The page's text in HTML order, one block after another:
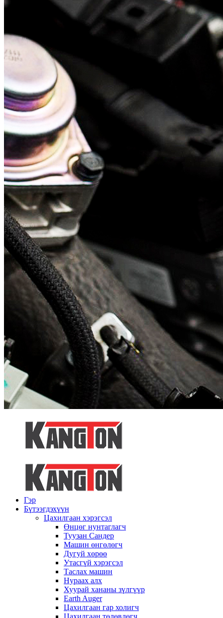
Гэр
Бүтээгдэхүүн
Цахилгаан хэрэгсэл
Өнцөг нунтаглагч
Туузан Сандер
Машин өнгөлөгч
Дугуй хөрөө
Утасгүй хэрэгсэл
Таслах машин
Нураах алх
Хуурай хананы зүлгүүр
Earth Auger
Цахилгаан гар холигч
Цахилгаан төлөвлөгч